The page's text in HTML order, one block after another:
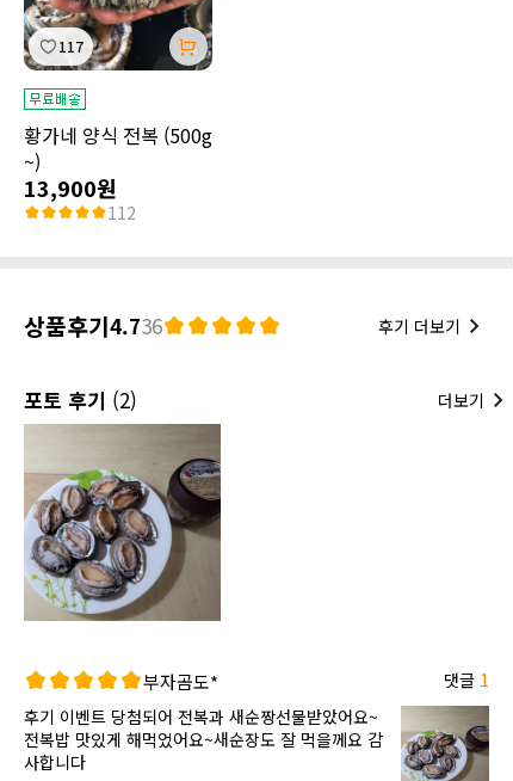
117
황가네 양식 전복 (500g
~)
13,900원
112
상품후기4.736 후기 더보기
포토 후기 (2) 더보기
부자곰도* 댓글 1
후기 이벤트 당첨되어 전복과 새순짱선물받았어요~
전복밥 맛있게 해먹었어요~새순장도 잘 먹을께요 감
사합니다